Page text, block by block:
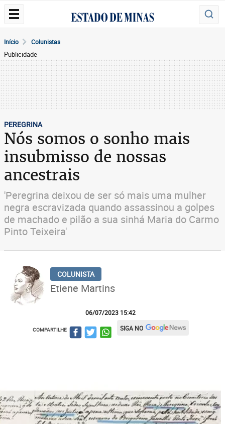
Início Colunistas
Publicidade
PEREGRINA
Nós somos o sonho mais
insubmisso de nossas
ancestrais
'Peregrina deixou de ser só mais uma mulher
negra escravizada quando assassinou a golpes
de machado e pilão a sua sinhá Maria do Carmo
Pinto Teixeira'
Etiene Martins
06/07/2023 15:42
COMPARTILHE SIGA NO